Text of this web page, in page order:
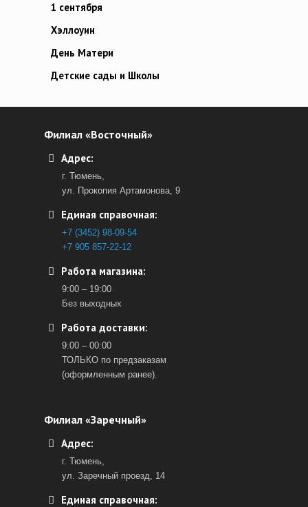
1 сентября
Хэллоуин
День Матери
Детские сады и Школы
Филиал «Восточный»
Адрес:
г. Тюмень,
ул. Прокопия Артамонова, 9
Единая справочная:
+7 (3452) 98-09-54
+7 905 857-22-12
Работа магазина:
9:00 – 19:00
Без выходных
Работа доставки:
9:00 – 00:00
ТОЛЬКО по предзаказам
(оформленным ранее).
Филиал «Заречный»
Адрес:
г. Тюмень,
ул. Заречный проезд, 14
Единая справочная: